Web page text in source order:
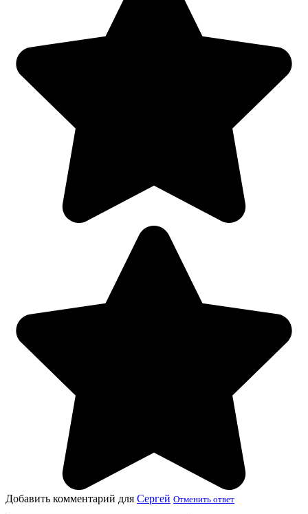
Добавить комментарий для Сергей Отменить ответ